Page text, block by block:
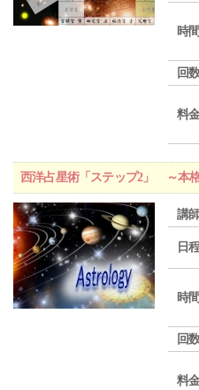
時間
回
料
西洋占星術「ステップ2」 ～本
講
日
時間
回
料